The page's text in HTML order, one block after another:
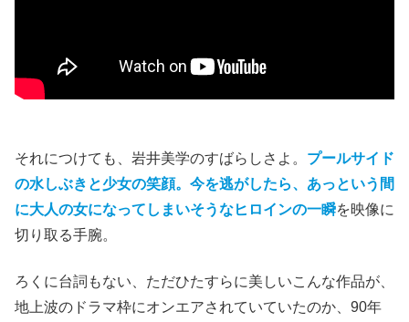
それにつけても、岩井美学のすばらしさよ。 プールサイド
の水しぶきと少女の笑顔。今を逃がしたら、あっという間
に大人の女になってしまいそうなヒロインの一瞬を映像に
切り取る手腕。
ろくに台詞もない、ただひたすらに美しいこんな作品が、
地上波のドラマ枠にオンエアされていていたのか、90年